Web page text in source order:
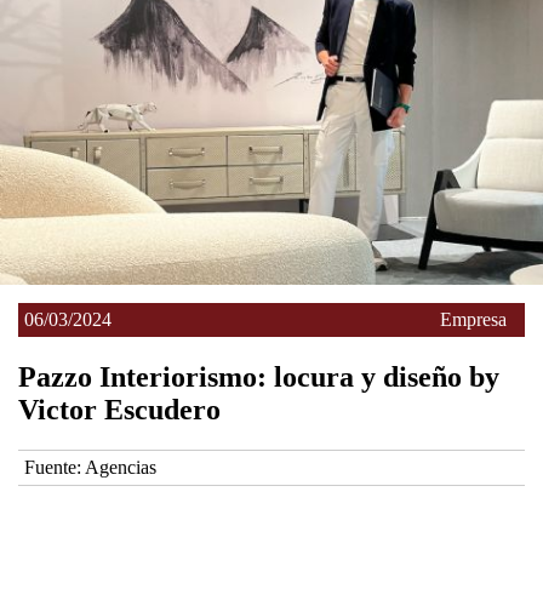
06/03/2024 Empresa
Pazzo Interiorismo: locura y diseño by
Victor Escudero
Fuente: Agencias